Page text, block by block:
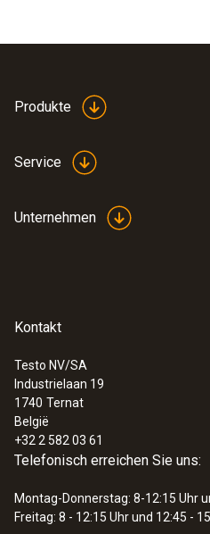
Produkte
Service
Unternehmen
Kontakt
Testo NV/SA
Industrielaan 19
1740 Ternat
België
+32 2 582 03 61
Telefonisch erreichen Sie uns:
Montag-Donnerstag: 8-12:15 Uhr
Freitag: 8 - 12:15 Uhr und 12:45 -